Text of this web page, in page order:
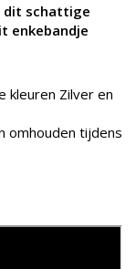
dit schattige
enkebandje
kleuren Zilver en
omhouden tijdens